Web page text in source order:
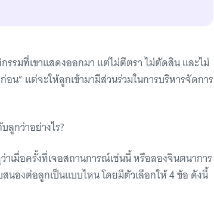
รรมที่เขาแสดงออกมา แต่ไม่ตีตรา ไม่ตัดสิน และไม่
” แต่จะให้ลูกเข้ามามีส่วนร่วมในการบริหารจัดการ
ลูกว่าอย่างไร?
มื่อครั้งที่เจอสถานการณ์เช่นนี้ หรือลองจินตนาการ
นองต่อลูกเป็นแบบไหน โดยมีตัวเลือกให้ 4 ข้อ ดังนี้